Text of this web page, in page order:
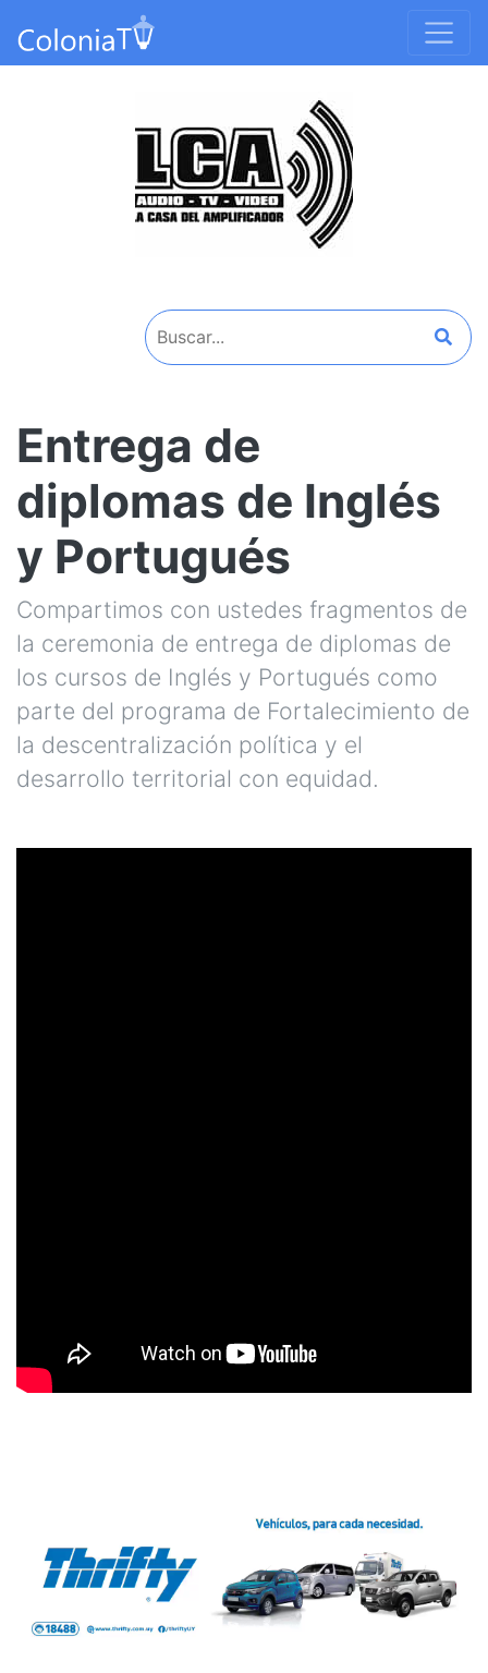
Entrega de
diplomas de Inglés
y Portugués
Compartimos con ustedes fragmentos de
la ceremonia de entrega de diplomas de
los cursos de Inglés y Portugués como
parte del programa de Fortalecimiento de
la descentralización política y el
desarrollo territorial con equidad.